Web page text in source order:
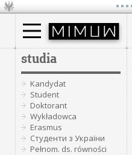
studia
Kandydat
Student
Doktorant
Wykładowca
Erasmus
Cтуденти з України
Pełnom. ds. równości